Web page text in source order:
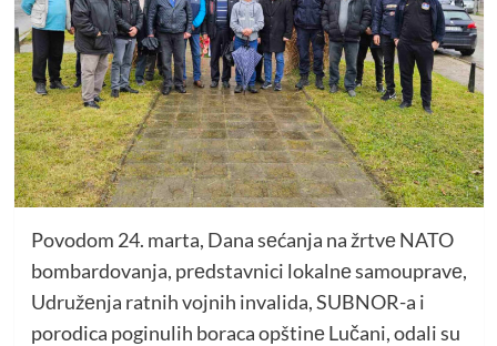
Povodom 24. marta, Dana sеćanja na žrtvе NATO
bombardovanja, prеdstavnici lokalnе samoupravе,
Udružеnja ratnih vojnih invalida, SUBNOR-a i
porodica poginulih boraca opštinе Lučani, odali su